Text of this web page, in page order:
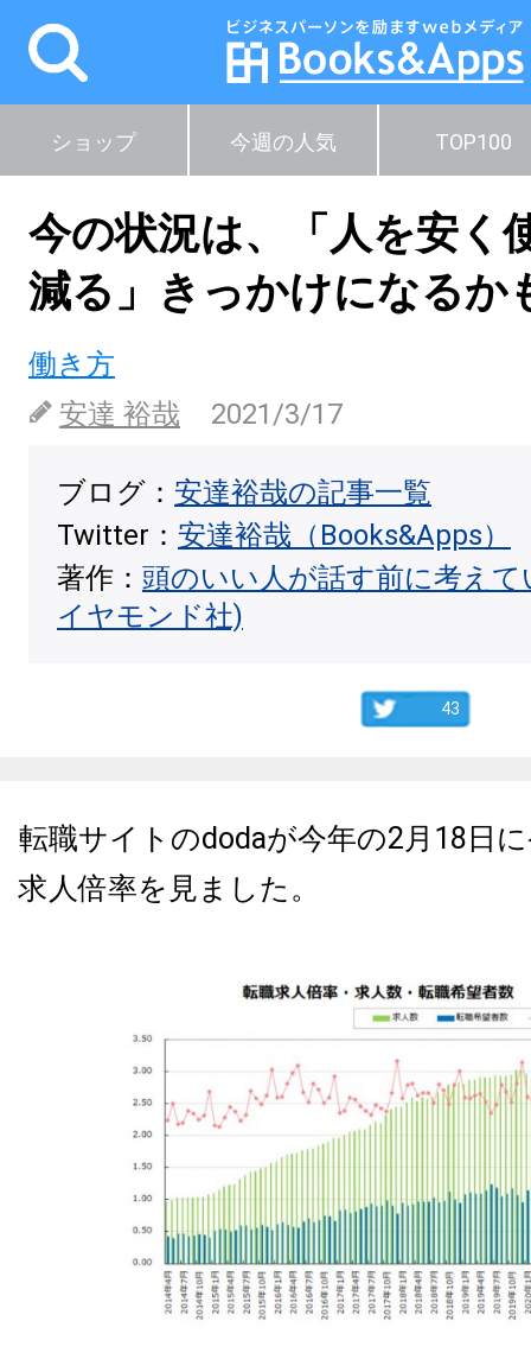
ショップ 今週の人気 TOP100
今の状況は、「人を安く
減る」きっかけになるか
働き方
安達 裕哉
2021/3/17
ブログ： 安達裕哉の記事一覧
Twitter： 安達裕哉（Books&Apps）
著作： 頭のいい人が話す前に考え
イヤモンド社)
43
転職サイトのdodaが今年の2月18日
求人倍率を見ました。